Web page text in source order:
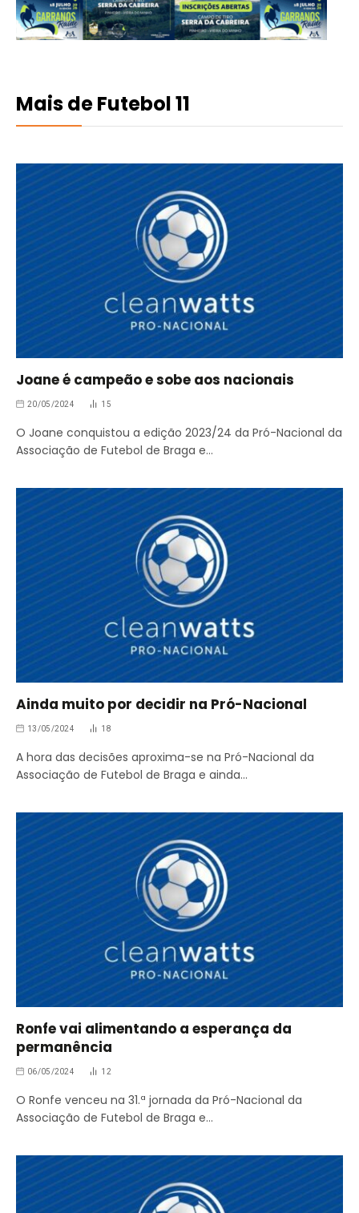
Mais de Futebol 11
Joane é campeão e sobe aos nacionais
20/05/2024 15
O Joane conquistou a edição 2023/24 da Pró-Nacional da
Associação de Futebol de Braga e…
Ainda muito por decidir na Pró-Nacional
13/05/2024 18
A hora das decisões aproxima-se na Pró-Nacional da
Associação de Futebol de Braga e ainda…
Ronfe vai alimentando a esperança da
permanência
06/05/2024 12
O Ronfe venceu na 31.ª jornada da Pró-Nacional da
Associação de Futebol de Braga e…